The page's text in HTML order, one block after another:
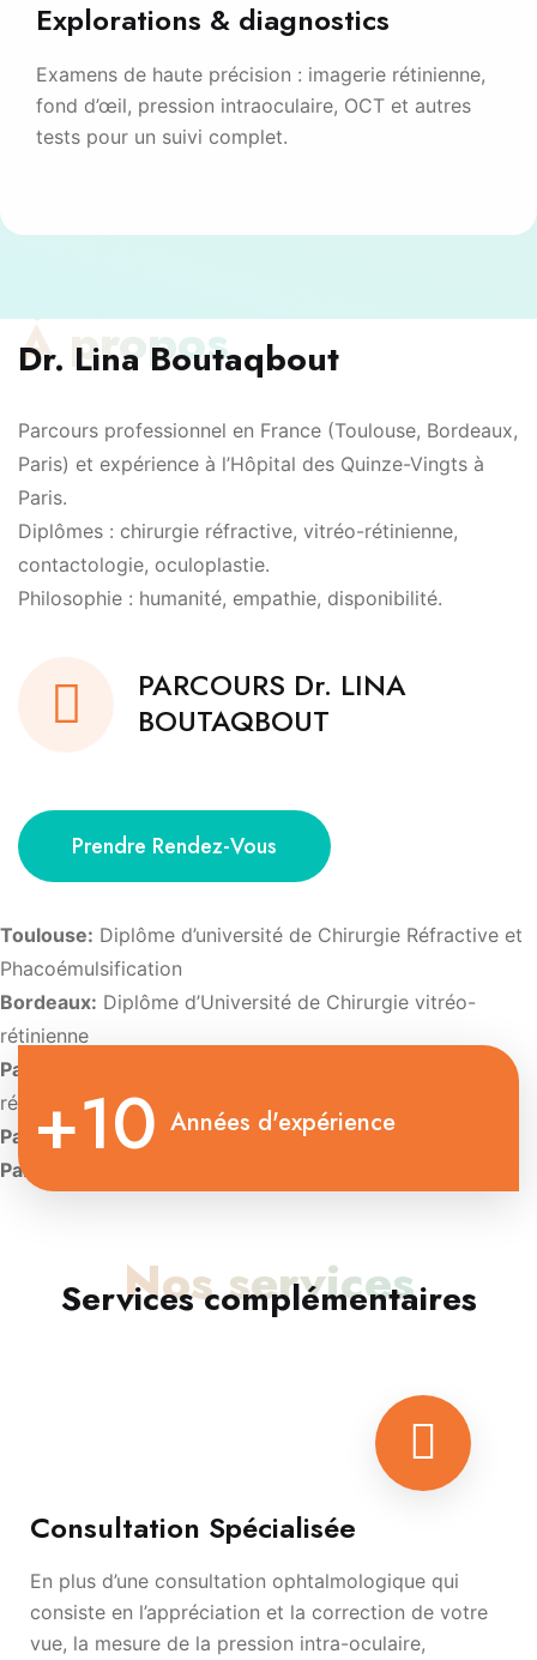
Explorations & diagnostics
Examens de haute précision : imagerie rétinienne,
fond d’œil, pression intraoculaire, OCT et autres
tests pour un suivi complet.
À propos
Dr. Lina Boutaqbout
Parcours professionnel en France (Toulouse, Bordeaux,
Paris) et expérience à l’Hôpital des Quinze-Vingts à
Paris.
Diplômes : chirurgie réfractive, vitréo-rétinienne,
contactologie, oculoplastie.
Philosophie : humanité, empathie, disponibilité.
PARCOURS Dr. LINA
BOUTAQBOUT
Prendre Rendez-Vous
Toulouse: Diplôme d’université de Chirurgie Réfractive et
Phacoémulsification
Bordeaux: Diplôme d’Université de Chirurgie vitréo-
rétinienne
Paris:
rétinienne
Paris: Diplôme d’Université de Contactologie.
Paris:+10 Années d'expérience
Nos services
Services complémentaires
Consultation Spécialisée
En plus d’une consultation ophtalmologique qui
consiste en l’appréciation et la correction de votre
vue, la mesure de la pression intra-oculaire,